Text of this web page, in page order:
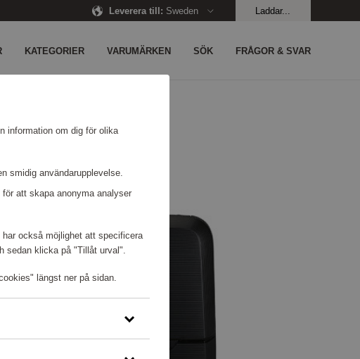
Leverera till: Sweden Laddar...
KATEGORIER VARUMÄRKEN SÖK FRÅGOR & SVAR
information om dig för olika
smidig användarupplevelse.
att skapa anonyma analyser
också möjlighet att specificera
sedan klicka på "Tillåt urval".
längst ner på sidan.